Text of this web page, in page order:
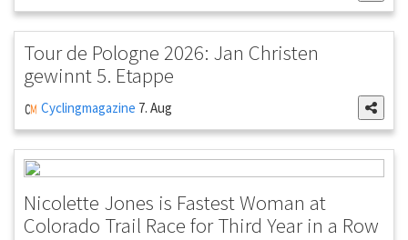
Tour de Pologne 2026: Jan Christen
gewinnt 5. Etappe
Cyclingmagazine 7. Aug
Nicolette Jones is Fastest Woman at
Colorado Trail Race for Third Year in a Row